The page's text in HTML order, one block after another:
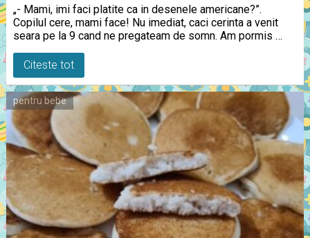
„- Mami, imi faci platite ca in desenele americane?”.
Copilul cere, mami face! Nu imediat, caci cerinta a venit
seara pe la 9 cand ne pregateam de somn. Am pormis …
Citeste tot
pentru bebe